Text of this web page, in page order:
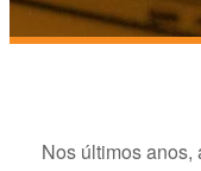
Nos últimos anos,